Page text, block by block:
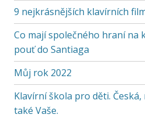
9 nejkrásnějších klavírních
Co mají společného hraní na
pouť do Santiaga
Můj rok 2022
Klavírní škola pro děti.
také Vaše.